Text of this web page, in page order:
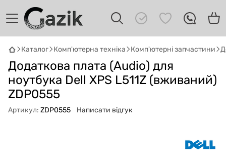
Каталог Комп'ютерна техніка Комп'ютерні запчастини
Додаткова плата (Audio) для
ноутбука Dell XPS L511Z (вживаний)
ZDP0555
Артикул: ZDP0555 Написати відгук
GAZIKAI
Онлайн · пошук техніки
підібрати вживану комп'ютерну техніку.